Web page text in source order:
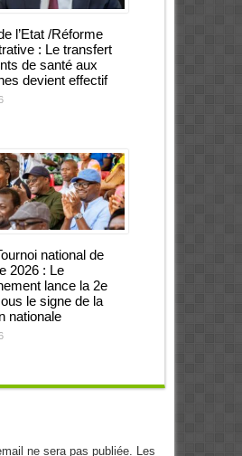
l’Etat /Réforme
: Le transfert
de santé aux
devient effectif
national de
2026 : Le
lance la 2e
le signe de la
nationale
ne sera pas publiée. Les